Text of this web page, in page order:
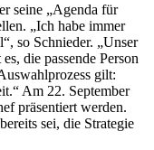
seine „Agenda für
„Ich habe immer
so Schnieder. „Unser
die passende Person
gilt:
Am 22. September
präsentiert werden.
sei, die Strategie